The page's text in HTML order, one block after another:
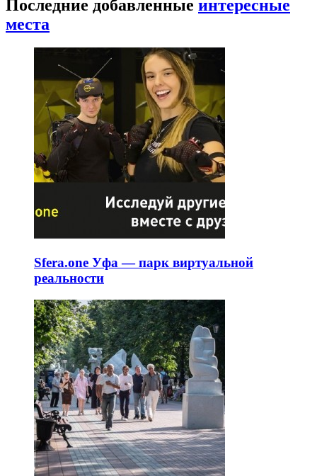
Последние добавленные интересные
места
Sfera.one Уфа — парк виртуальной
реальности